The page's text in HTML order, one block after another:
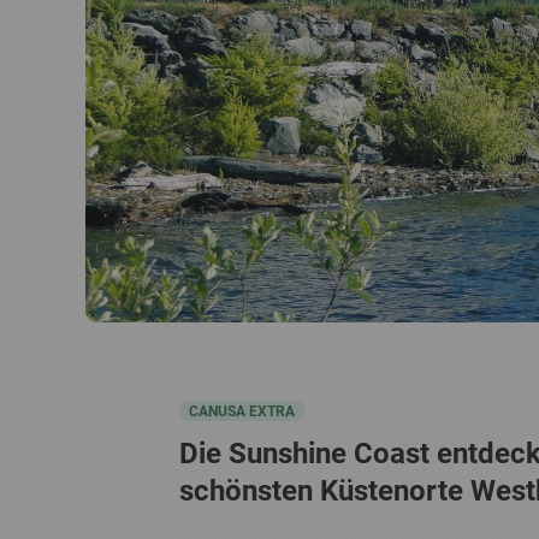
CANUSA EXTRA
Die Sunshine Coast
schönsten Küstenorte